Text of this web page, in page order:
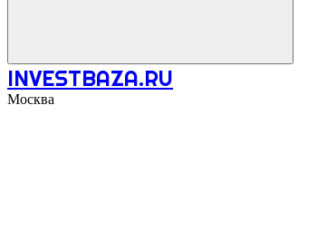
INVESTBAZA.RU
Москва